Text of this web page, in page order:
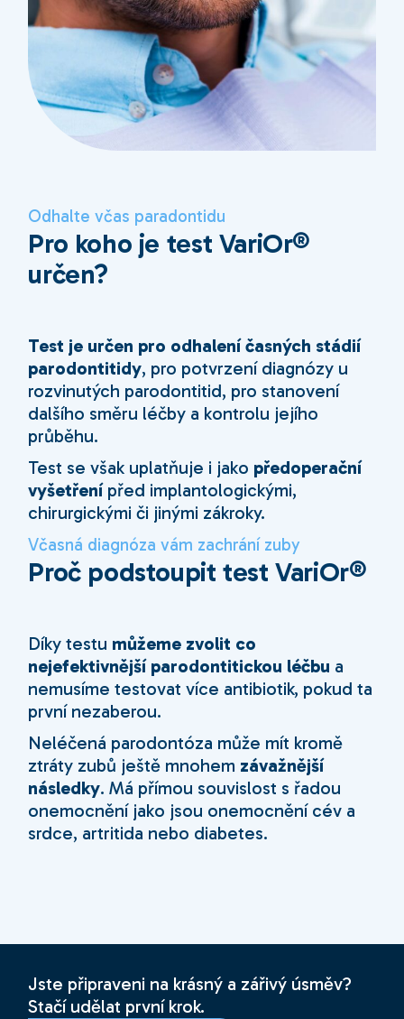
Odhalte včas paradontidu
Pro koho je test VariOr®
určen?
Test je určen pro odhalení časných stádií
parodontitidy, pro potvrzení diagnózy u
rozvinutých parodontitid, pro stanovení
dalšího směru léčby a kontrolu jejího
průběhu.
Test se však uplatňuje i jako předoperační
vyšetřenípřed implantologickými,
chirurgickými či jinými zákroky.
Včasná diagnóza vám zachrání zuby
Proč podstoupit test VariOr®
Díky testu můžeme zvolit co
nejefektivnější parodontitickou léčbu a
nemusíme testovat více antibiotik, pokud ta
první nezaberou.
Neléčená parodontóza může mít kromě
ztráty zubů ještě mnohem závažnější
následky. Má přímou souvislost s řadou
onemocnění jako jsou onemocnění cév a
srdce, artritida nebo diabetes.
Jste připraveni na krásný a zářivý úsměv?
Stačí udělat první krok.